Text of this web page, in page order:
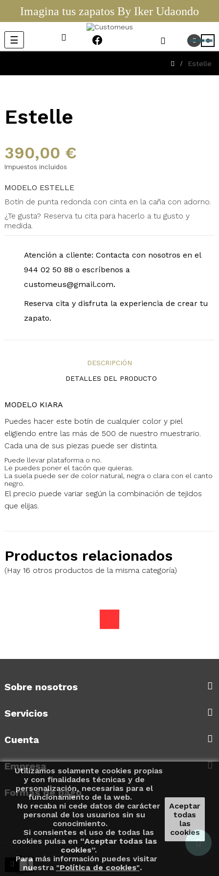
Utilizamos solamente cookies propias
y con finalidades técnicas y de
personalización, necesarias para el
funcionamiento de la web.
No recaba ni cede datos de carácter
personal de los usuarios sin su
conocimiento.
Si consientes el uso de todas las
cookies pulsa en “Aceptar todas las
cookies”.
Para más información puedes visitar
nuestra "Política de cookies".
Aceptar
todas
las
cookies
Imagina tus zapatos By Iker Udaondo
Navegación
de
☰ 0
Estelle
Estelle
390,00 €
Impuestos incluidos
MODELO ESTELLE
Botín de punta redonda con cinta en la caña con adorno.
¿Te gusta? Reserva tu cita para hacerlo a tu gusto y
medida.
Atención a cliente: Contacta con nosotros en el
944 02 50 88 o escríbenos a
customeus@gmail.com.
Reserva cita y disfruta la experiencia de crear tu
zapato.
DESCRIPCIÓN
DETALLES DEL PRODUCTO
MODELO KIARA
Puedes hacer este botín de cualquier color y piel
eligiendo entre las más de 500 de nuestro muestrario.
Cada una de sus piezas puede ser distinta.
Puede llevar plataforma o no.
Le puedes poner el tacón que quieras.
La suela puede ser de color natural, negra o clara con el canto
negro.
El precio puede variar según la combinación de tejidos
que elijas.
Productos relacionados
(Hay 16 otros productos de la misma categoría)
Sobre nosotros
Servicios
Cuenta
Empresa
Formas de pago